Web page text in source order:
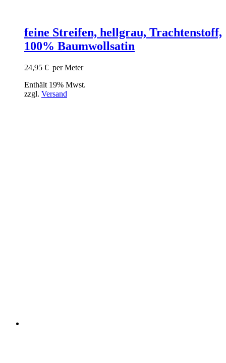
feine Streifen, hellgrau, Trachtenstoff,
100% Baumwollsatin
24,95 € per Meter
Enthält 19% Mwst.
zzgl. Versand